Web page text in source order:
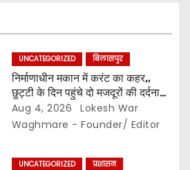
UNCATEGORIZED बिलासपुर
निर्माणाधीन मकान में करंट का कहर,,
छुट्टी के दिन पहुंचे दो मजदूरों की दर्दनाक
मौत,, सुरक्षा इंतजामों पर उठे सवाल…
Aug 4, 2026
Lokesh War
Waghmare - Founder/ Editor
UNCATEGORIZED प्रशासन